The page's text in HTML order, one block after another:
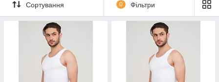
Сортування 0 Фільтри